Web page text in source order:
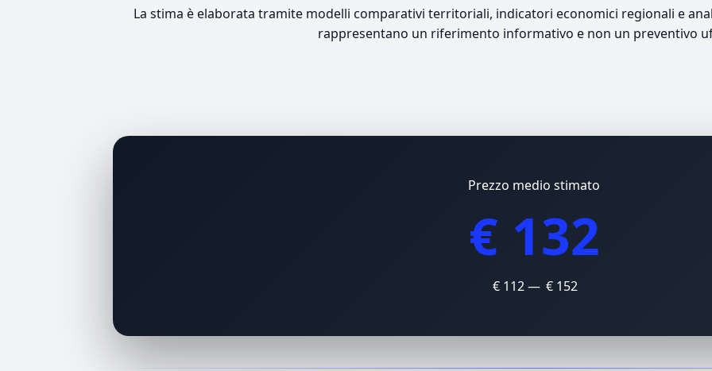
La stima è elaborata tramite modelli comparativi territoriali, indicatori economici regionali e
rappresentano un riferimento informativo e non un preventivo
Prezzo medio stimato
€ 132
€ 112 — € 152